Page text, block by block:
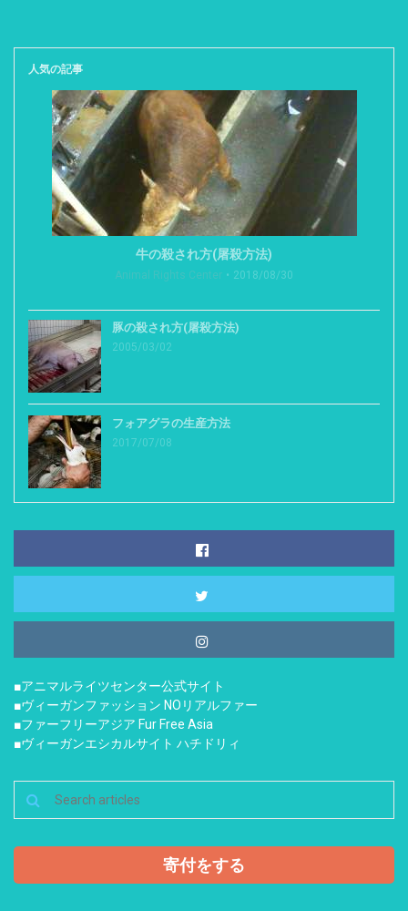
人気の記事
牛の殺され方(屠殺方法)
Animal Rights Center 2018/08/30
豚の殺され方(屠殺方法)
2005/03/02
フォアグラの生産方法
2017/07/08
■アニマルライツセンター公式サイト
■ヴィーガンファッション NOリアルファー
■ファーフリーアジア Fur Free Asia
■ヴィーガンエシカルサイト ハチドリィ
寄付をする